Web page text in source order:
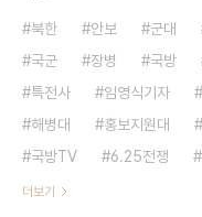
북한 안보 군대
국군
장병 국방
특전사
임영식기자
해병대
홍보지원대
국방TV
6.25전쟁
더보기